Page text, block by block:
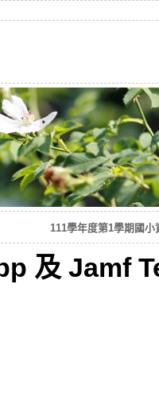
111學年度第1學期國小
及 Jamf